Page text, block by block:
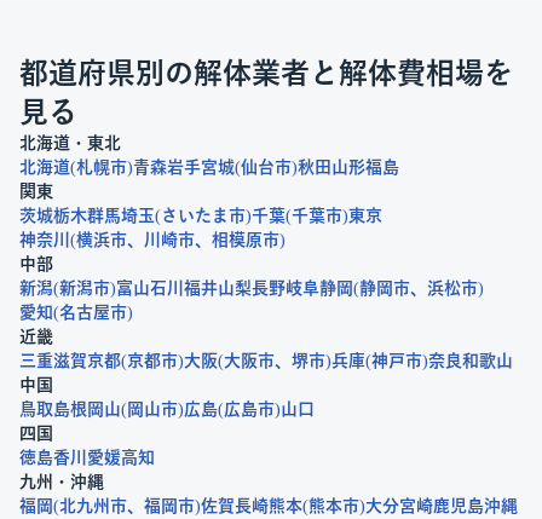
都道府県別の解体業者と解体費相場を
見る
北海道・東北
北海道 札幌市 青森岩手宮城 仙台市 秋田 山形福島
関東
茨城栃木群馬埼玉 さいたま市 千葉 千葉市 東京
神奈川
横浜市 川崎市
相模原市
中部
新潟 新潟市 富山石川 福井山梨長野岐阜静岡 静岡市
浜松市
愛知 名古屋市
近畿
三重滋賀京都 京都市 大阪 大阪市 堺市 兵庫 神戸市 奈良和歌山
中国
鳥取 島根 岡山 岡山市 広島 広島市 山口
四国
徳島香川 愛媛高知
九州・沖縄
福岡 北九州市 福岡市 佐賀長崎熊本 熊本市 大分宮崎鹿児島沖縄